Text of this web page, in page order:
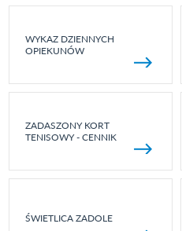
WYKAZ DZIENNYCH
OPIEKUNÓW
ZADASZONY KORT
TENISOWY - CENNIK
ŚWIETLICA ZADOLE